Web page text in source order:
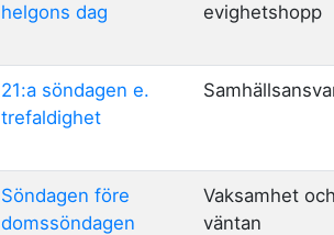
helgons dag
evighetshopp
21:a söndagen e.
trefaldighet
Söndagen före
domssöndagen
Vaksamhet
väntan